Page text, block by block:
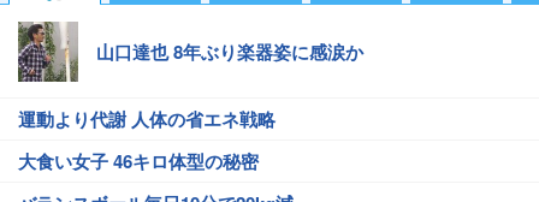
山口達也 8年ぶり楽器姿に感涙か
運動より代謝 人体の省エネ戦略
大食い女子 46キロ体型の秘密